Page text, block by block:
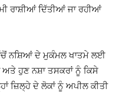
ਰਾਸ਼ੀਆਂ ਦਿੱਤੀਆਂ ਜਾ ਰਹੀਆਂ
ਨਸ਼ਿਆਂ ਦੇ ਮੁਕੰਮਲ ਖਾਤਮੇ ਲਈ
ਹੁਣ ਨਸ਼ਾ ਤਸਕਰਾਂ ਨੂੰ ਕਿਸੇ
ਜ਼ਿਲ੍ਹੇ ਦੇ ਲੋਕਾਂ ਨੂੰ ਅਪੀਲ ਕੀਤੀ